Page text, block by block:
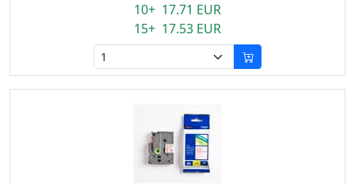
10+ 17.71 EUR
15+ 17.53 EUR